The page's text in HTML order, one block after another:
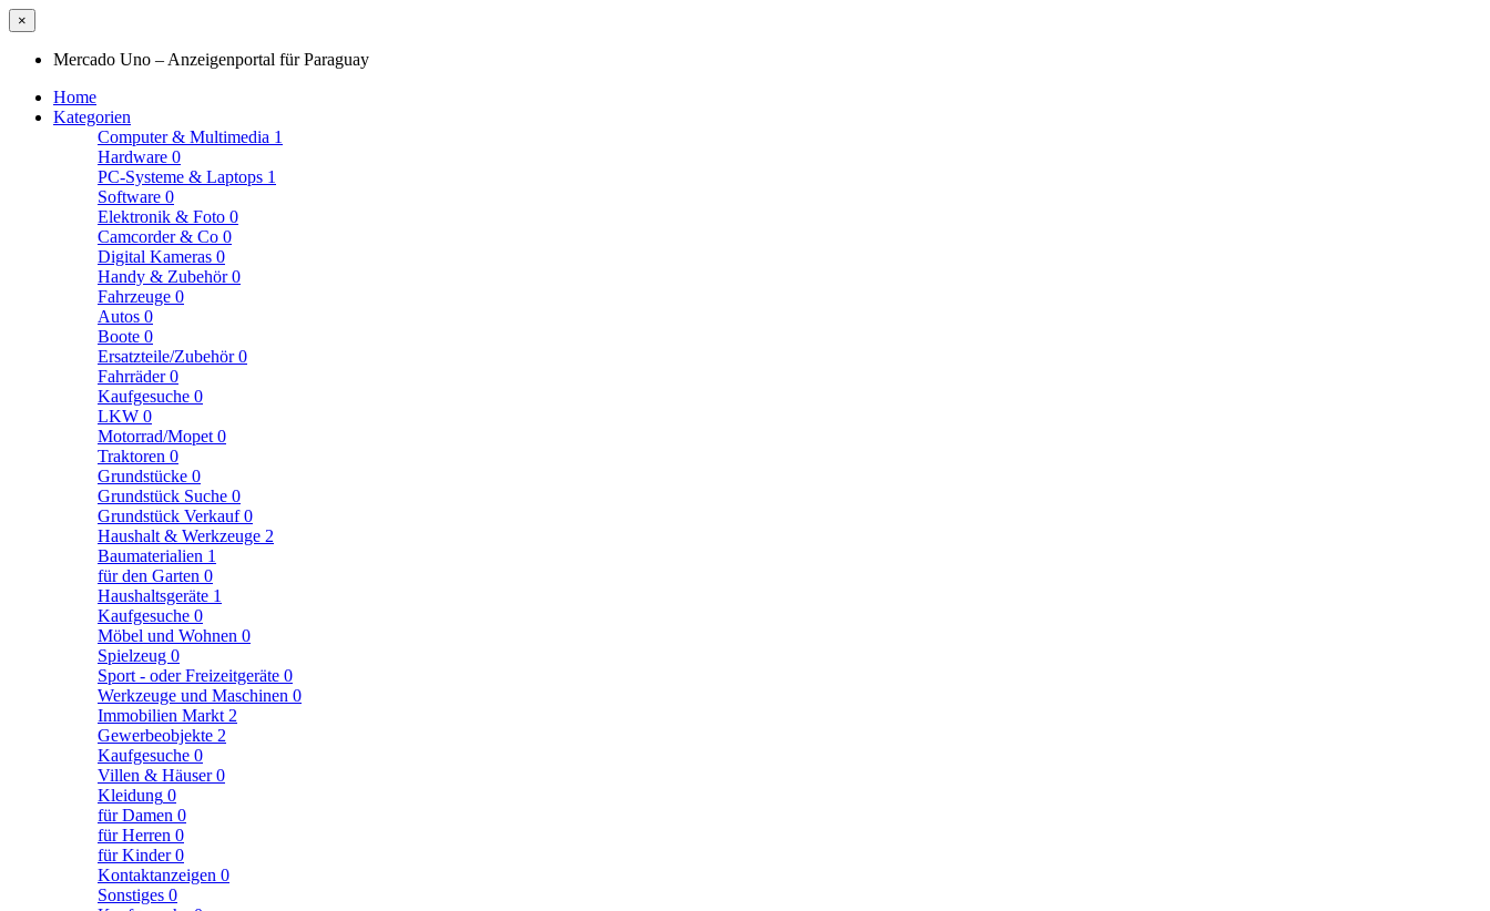
×
Mercado Uno – Anzeigenportal für Paraguay
Home
Kategorien
Computer & Multimedia 1
Hardware 0
PC-Systeme & Laptops 1
Software 0
Elektronik & Foto 0
Camcorder & Co 0
Digital Kameras 0
Handy & Zubehör0
Fahrzeuge 0
Autos 0
Boote 0
Ersatzteile/Zubehör0
Fahrräder0
Kaufgesuche 0
LKW 0
Motorrad/Mopet 0
Traktoren 0
Grundstücke 0
Grundstück Suche 0
Grundstück Verkauf0
Haushalt & Werkzeuge 2
Baumaterialien 1
für den Garten 0
Haushaltsgeräte 1
Kaufgesuche 0
Möbel und Wohnen 0
Spielzeug 0
Sport - oder Freizeitgeräte 0
Werkzeuge und Maschinen 0
Immobilien Markt 2
Gewerbeobjekte 2
Kaufgesuche 0
Villen & Häuser0
Kleidung 0
für Damen 0
für Herren 0
für Kinder0
Kontaktanzeigen 0
Sonstiges 0